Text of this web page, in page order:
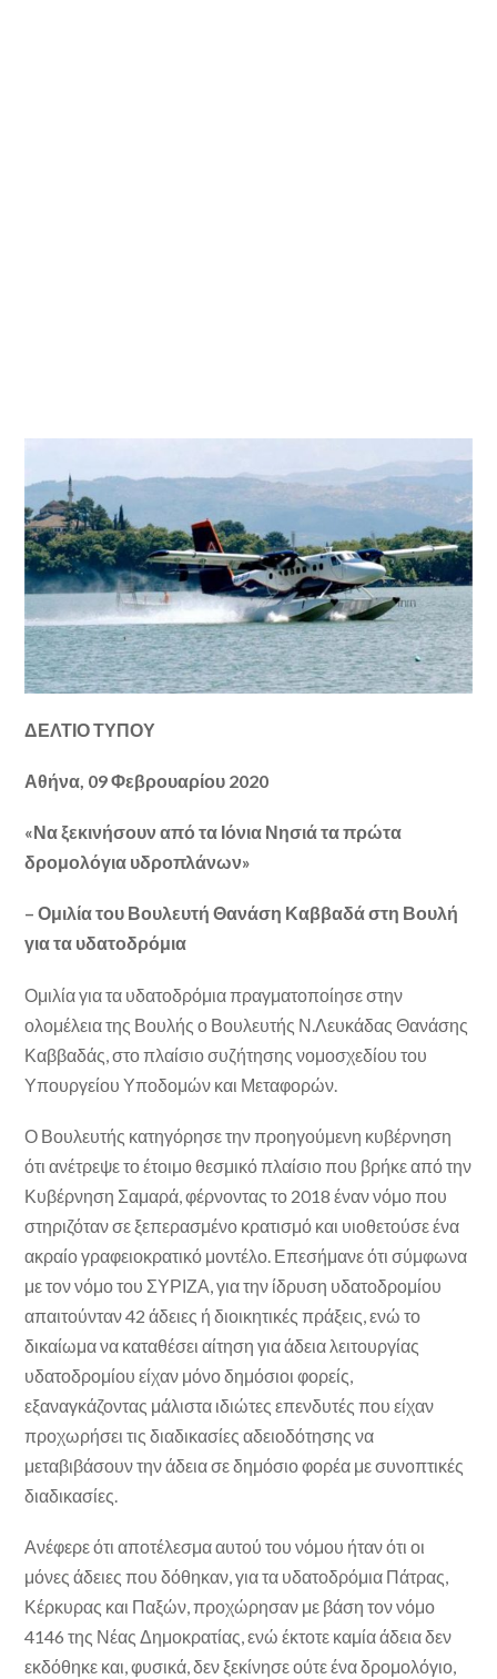
ΔΕΛΤΙΟ ΤΥΠΟΥ
Αθήνα, 09 Φεβρουαρίου 2020
«Να ξεκινήσουν από τα Ιόνια Νησιά τα πρώτα
δρομολόγια υδροπλάνων»
– Ομιλία του Βουλευτή Θανάση Καββαδά στη Βουλή
για τα υδατοδρόμια
Ομιλία για τα υδατοδρόμια πραγματοποίησε στην
ολομέλεια της Βουλής ο Βουλευτής Ν.Λευκάδας Θανάσης
Καββαδάς, στο πλαίσιο συζήτησης νομοσχεδίου του
Υπουργείου Υποδομών και Μεταφορών.
Ο Βουλευτής κατηγόρησε την προηγούμενη κυβέρνηση
ότι ανέτρεψε το έτοιμο θεσμικό πλαίσιο που βρήκε από την
Κυβέρνηση Σαμαρά, φέρνοντας το 2018 έναν νόμο που
στηριζόταν σε ξεπερασμένο κρατισμό και υιοθετούσε ένα
ακραίο γραφειοκρατικό μοντέλο. Επεσήμανε ότι σύμφωνα
με τον νόμο του ΣΥΡΙΖΑ, για την ίδρυση υδατοδρομίου
απαιτούνταν 42 άδειες ή διοικητικές πράξεις, ενώ το
δικαίωμα να καταθέσει αίτηση για άδεια λειτουργίας
υδατοδρομίου είχαν μόνο δημόσιοι φορείς,
εξαναγκάζοντας μάλιστα ιδιώτες επενδυτές που είχαν
προχωρήσει τις διαδικασίες αδειοδότησης να
μεταβιβάσουν την άδεια σε δημόσιο φορέα με συνοπτικές
διαδικασίες.
Ανέφερε ότι αποτέλεσμα αυτού του νόμου ήταν ότι οι
μόνες άδειες που δόθηκαν, για τα υδατοδρόμια Πάτρας,
Κέρκυρας και Παξών, προχώρησαν με βάση τον νόμο
4146 της Νέας Δημοκρατίας, ενώ έκτοτε καμία άδεια δεν
εκδόθηκε και, φυσικά, δεν ξεκίνησε ούτε ένα δρομολόγιο,